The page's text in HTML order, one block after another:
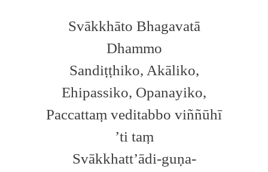
Svākkhāto Bhagavatā
Dhammo
Sandiṭṭhiko, Akāliko,
Ehipassiko, Opanayiko,
Paccattaṃ veditabbo viññūhī
’ti taṃ
Svākkhatt’ādi-guṇa-